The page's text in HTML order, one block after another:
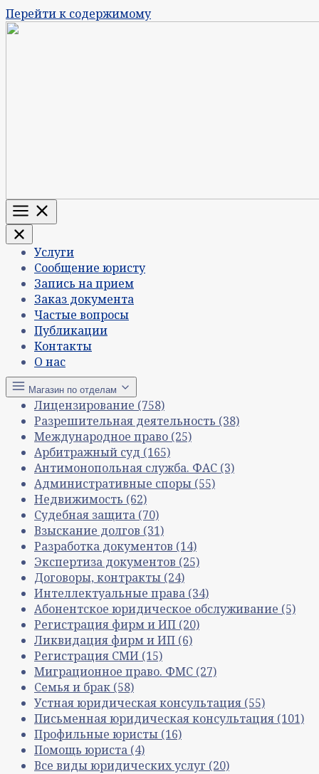
Перейти к содержимому
Меню
Услуги
Сообщение юристу
Запись на прием
Заказ документа
Частые вопросы
Публикации
Контакты
О нас
Магазин по отделам
Лицензирование (758)
Разрешительная деятельность (38)
Международное право (25)
Арбитражный суд (165)
Антимонопольная служба. ФАС (3)
Административные споры (55)
Недвижимость (62)
Судебная защита (70)
Взыскание долгов (31)
Разработка документов (14)
Экспертиза документов (25)
Договоры, контракты (24)
Интеллектуальные права (34)
Абонентское юридическое обслуживание (5)
Регистрация фирм и ИП (20)
Ликвидация фирм и ИП (6)
Регистрация СМИ (15)
Миграционное право. ФМС (27)
Семья и брак (58)
Устная юридическая консультация (55)
Письменная юридическая консультация (101)
Профильные юристы (16)
Помощь юриста (4)
Все виды юридических услуг (20)